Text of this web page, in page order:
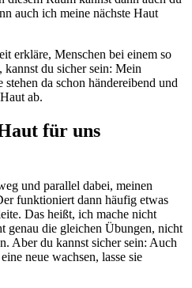
auch ich meine nächste Haut
erkläre, Menschen bei einem so
kannst du sicher sein: Mein
stehen da schon händereibend und
ab.
für uns
und parallel dabei, meinen
funktioniert dann häufig etwas
Das heißt, ich mache nicht
genau die gleichen Übungen, nicht
Aber du kannst sicher sein: Auch
neue wachsen, lasse sie